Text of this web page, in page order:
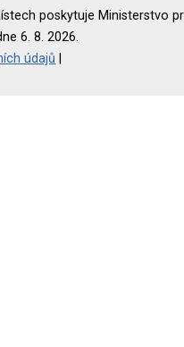
poskytuje Ministerstvo
6. 8. 2026.
údajů